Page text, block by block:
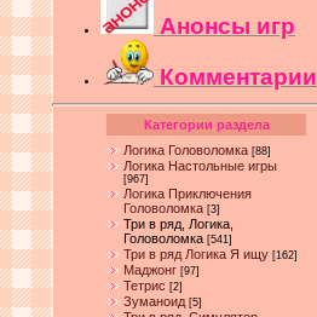
Анонсы игр
Комментарии
Категории раздела
Логика Головоломка [88]
Логика Настольные игры
[967]
Логика Приключения
Головоломка [3]
Три в ряд, Логика,
Головоломка [541]
Три в ряд Логика Я ищу [162]
Маджонг [97]
Тетрис [2]
Зуманоид [5]